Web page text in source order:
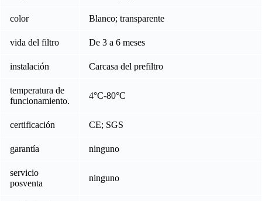
color Blanco; transparente
vida del filtro De 3 a 6 meses
instalación Carcasa del prefiltro
temperatura de
funcionamiento.
4°C-80°C
certificación CE; SGS
garantía ninguno
servicio
posventa
ninguno